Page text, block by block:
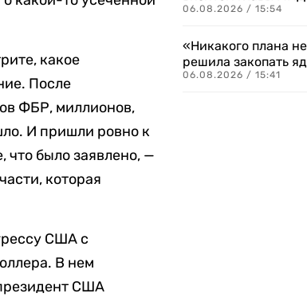
какое
После
ФБР, миллионов,
И пришли ровно к
что было заявлено, —
которая
США с
В нем
президент США
06.08.2026 / 15:54
«Никакого плана
решила закопать
06.08.2026 / 15:41